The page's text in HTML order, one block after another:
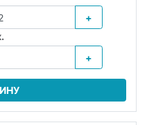
+
+